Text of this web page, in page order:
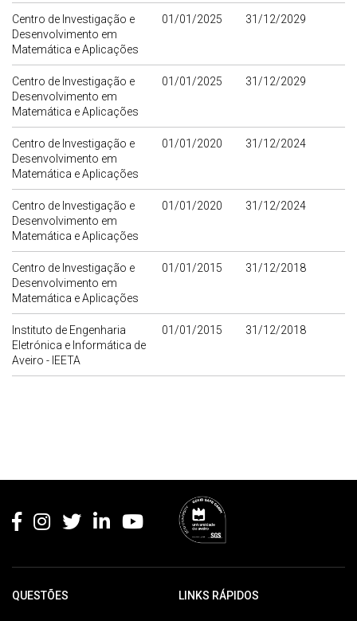
Centro de Investigação e
Desenvolvimento em
Matemática e Aplicações
01/01/2025 31/12/2029
Centro de Investigação e
Desenvolvimento em
Matemática e Aplicações
01/01/2025 31/12/2029
Centro de Investigação e
Desenvolvimento em
Matemática e Aplicações
01/01/2020 31/12/2024
Centro de Investigação e
Desenvolvimento em
Matemática e Aplicações
01/01/2020 31/12/2024
Centro de Investigação e
Desenvolvimento em
Matemática e Aplicações
01/01/2015 31/12/2018
Instituto de Engenharia
Eletrónica e Informática de
Aveiro - IEETA
01/01/2015 31/12/2018
QUESTÕES LINKS RÁPIDOS